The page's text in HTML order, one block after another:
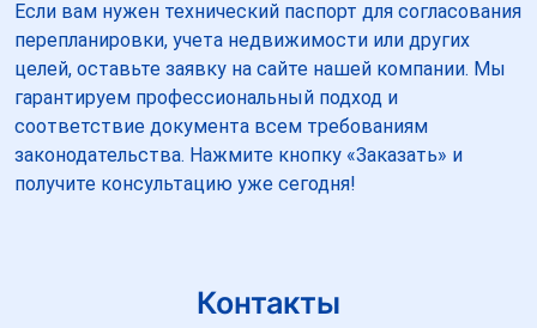
Если вам нужен технический паспорт для согласования
перепланировки, учета недвижимости или других
целей, оставьте заявку на сайте нашей компании. Мы
гарантируем профессиональный подход и
соответствие документа всем требованиям
законодательства. Нажмите кнопку «Заказать» и
получите консультацию уже сегодня!
Контакты